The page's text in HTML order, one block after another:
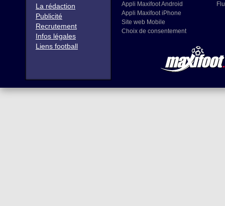
La rédaction
Publicité
Recrutement
Infos légales
Liens football
Appli Maxifoot Android
Appli Maxifoot iPhone
Site web Mobile
Choix de consentement